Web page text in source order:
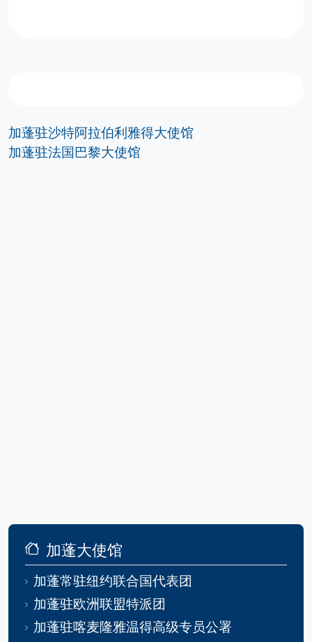
加蓬驻沙特阿拉伯利雅得大使馆
加蓬驻法国巴黎大使馆
加蓬大使馆
加蓬常驻纽约联合国代表团
加蓬驻欧洲联盟特派团
加蓬驻喀麦隆雅温得高级专员公署